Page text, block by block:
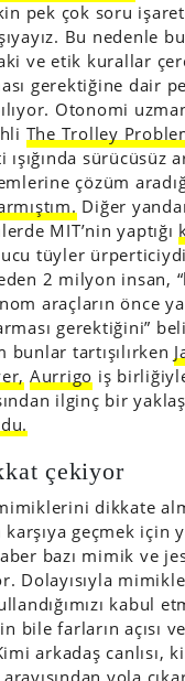
pek çok soru
Bu nedenle
ve etik kurallar
gerektiğine dair
Otonomi
The Trolley
ışığında sürücüsüz
çözüm
Diğer
MIT’nin yaptığı
tüyler
2 milyon insan,
araçların önce
gerektiğini”
bunlar tartışılırken
Aurrigo iş
ilginç bir
çekiyor
dikkate
geçmek için
bazı mimik ve
Dolayısıyla
kabul
bile farların açısı
arkadaş canlısı,
yola